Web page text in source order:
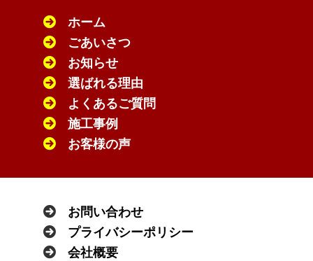
ホーム
ごあいさつ
お知らせ
選ばれる理由
よくあるご質問
施工事例
お客様の声
お問い合わせ
プライバシーポリシー
会社概要